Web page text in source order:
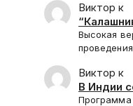
Виктор к
Высокая
Виктор к
В Индии
Программа